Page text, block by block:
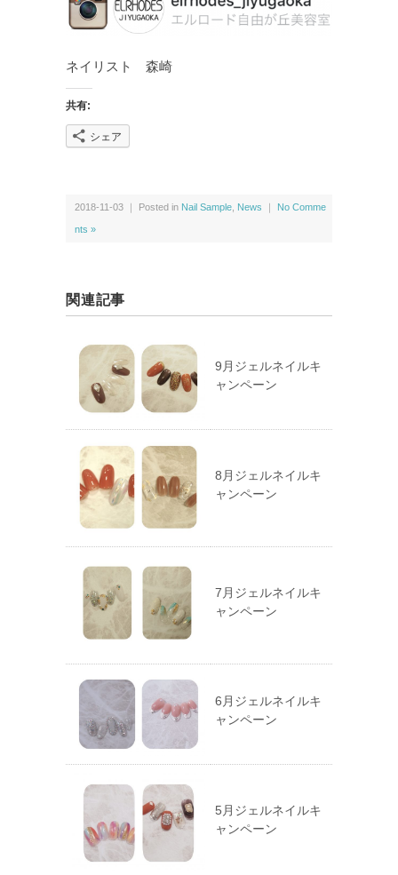
ネイリスト 森崎
共有:
シェア
2018-11-03 ｜ Posted in Nail Sample News No Comme
nts »
関連記事
9月ジェルネイルキ
ャンペーン
8月ジェルネイルキ
ャンペーン
7月ジェルネイルキ
ャンペーン
6月ジェルネイルキ
ャンペーン
5月ジェルネイルキ
ャンペーン